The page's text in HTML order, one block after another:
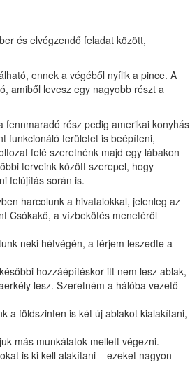
és elvégzendő feladat között,
ennek a végéből nyílik a pince. A
amiből levesz egy nagyobb részt a
fennmaradó rész pedig amerikai konyhás
funkcionáló területet is beépíteni,
felé szeretnénk majd egy lábakon
terveink között szerepel, hogy
felújítás során is.
harcolunk a hivatalokkal, jelenleg az
Csókakő, a vízbekötés menetéről
neki hétvégén, a férjem leszedte a
hozzáépítéskor itt nem lesz ablak,
lesz. Szeretném a hálóba vezető
a földszinten is két új ablakot kialakítani,
más munkálatok mellett végezni.
is ki kell alakítani – ezeket nagyon